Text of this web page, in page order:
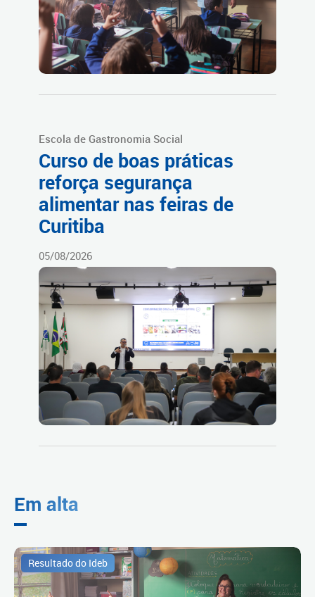
Escola de Gastronomia Social
Curso de boas práticas
reforça segurança
alimentar nas feiras de
Curitiba
05/08/2026
Em alta
Resultado do Ideb